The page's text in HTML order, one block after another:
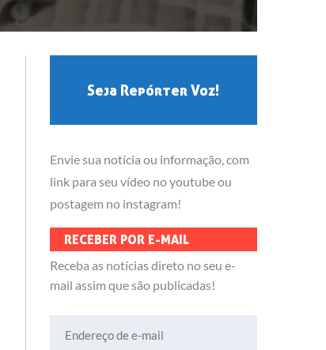
Seja Repórter Voz!
Envie sua notícia ou informação, com
link para seu vídeo no youtube ou
postagem no instagram!
RECEBER POR E-MAIL
Receba as notícias direto no seu e-
mail assim que são publicadas!